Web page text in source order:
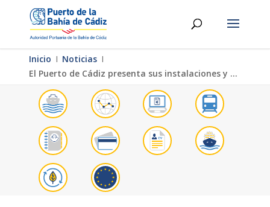
Inicio Ι Noticias Ι
El Puerto de Cádiz presenta sus instalaciones y servicios en Estados Unidos